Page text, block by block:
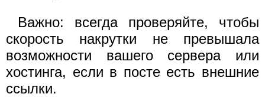
Важно: всегда проверяйте, чтобы
скорость накрутки не превышала
возможности вашего сервера или
хостинга, если в посте есть внешние
ссылки.